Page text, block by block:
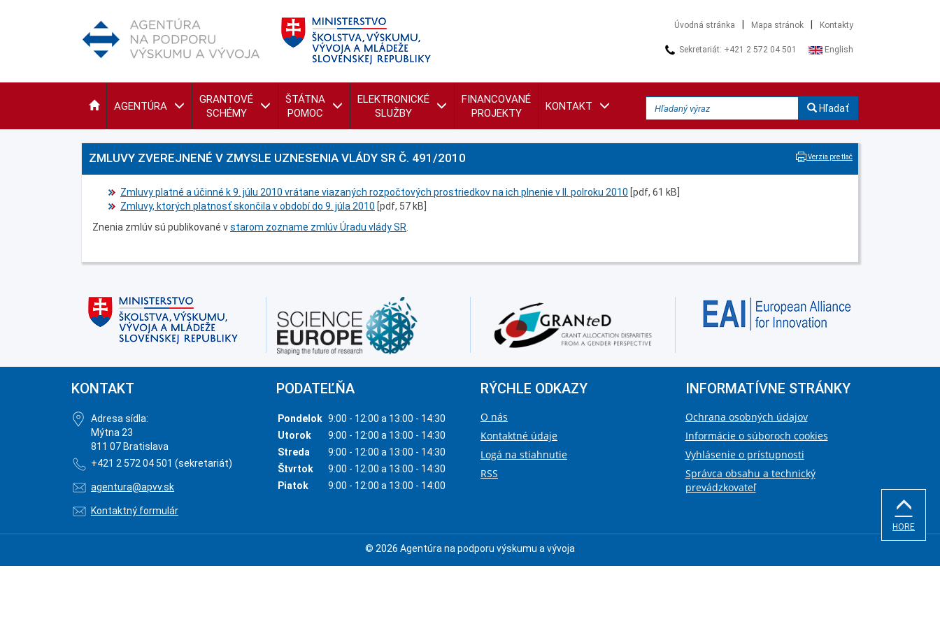
Úvodná stránka Mapa stránok Kontakty
Sekretariát: +421 2 572 04 501 English
AGENTÚRA
GRANTOVÉ
SCHÉMY
ŠTÁTNA
POMOC
ELEKTRONICKÉ
SLUŽBY
FINANCOVANÉ
PROJEKTY
KONTAKT Hľadať
ZMLUVY ZVEREJNENÉ V ZMYSLE UZNESENIA VLÁDY SR Č. 491/2010 Verzia pre tlač
Zmluvy platné a účinné k 9. júlu 2010 vrátane viazaných rozpočtových prostriedkov na ich plnenie v II. polroku 2010 [pdf, 61 kB]
Zmluvy, ktorých platnosť skončila v období do 9. júla 2010 [pdf, 57 kB]
Znenia zmlúv sú publikované vstarom zozname zmlúv Úradu vlády SR
KONTAKT
Adresa sídla:
Mýtna 23
811 07 Bratislava
+421 2 572 04 501 (sekretariát)
agentura@apvv.sk
Kontaktný formulár
PODATEĽŇA
Pondelok 9:00 - 12:00 a 13:00 - 14:30
Utorok
9:00 - 12:00 a 13:00 - 14:30
Streda
9:00 - 12:00 a 13:00 - 14:30
Štvrtok
9:00 - 12:00 a 13:00 - 14:30
Piatok
9:00 - 12:00 a 13:00 - 14:00
RÝCHLE ODKAZY
O nás
Kontaktné údaje
Logá na stiahnutie
RSS
INFORMATÍVNE STRÁNKY
Ochrana osobných údajov
Informácie o súboroch cookies
Vyhlásenie o prístupnosti
Správca obsahu a technický
prevádzkovateľ
© 2026 Agentúra na podporu výskumu a vývoja
HORE